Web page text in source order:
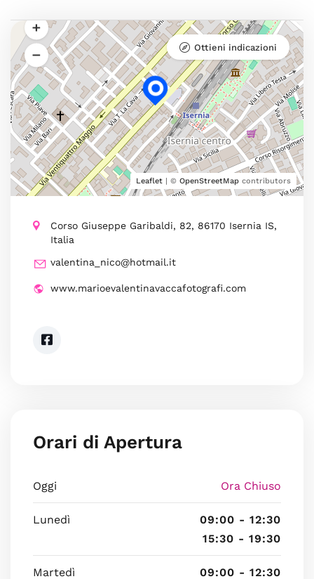
Leaflet | © OpenStreetMap contributors
Ottieni indicazioni
Corso Giuseppe Garibaldi, 82, 86170 Isernia IS,
Italia
valentina_nico@hotmail.it
www.marioevalentinavaccafotografi.com
Orari di Apertura
Oggi Ora Chiuso
Lunedì
09:00 - 12:30
15:30 - 19:30
Martedì
09:00 - 12:30